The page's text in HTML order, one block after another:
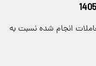
۱۱ خرداد بر اساس معاملات انجام شده نسبت به